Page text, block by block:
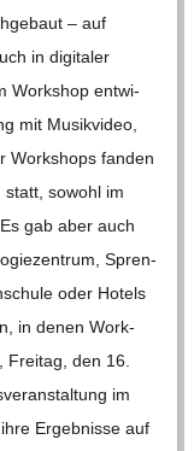
– auf
in digi­ta­ler
Work­shop ent­wi­
mit Musik­vi­deo,
Work­shops fan­den
sowohl im
gab aber auch
Spren­­
oder Hotels
in denen Work­
den 16.
im
Ergeb­nisse auf